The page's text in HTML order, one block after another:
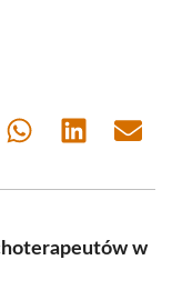
Share Share Share
w